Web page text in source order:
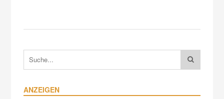
ANZEIGEN